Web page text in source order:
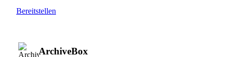
Bereitstellen
ArchiveBox